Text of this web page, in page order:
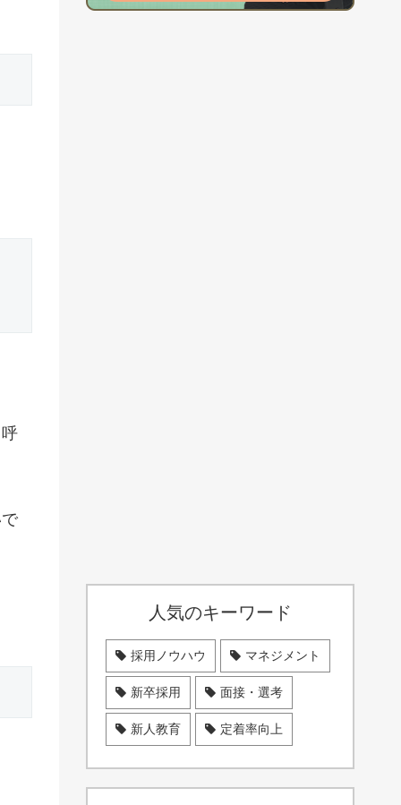
人気のキーワード
採用ノウハウ マネジメント
新卒採用 面接・選考
新人教育 定着率向上